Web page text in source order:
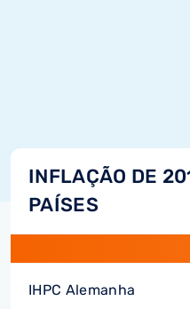
INFLAÇÃO DE
PAÍSES
IHPC Alemanha